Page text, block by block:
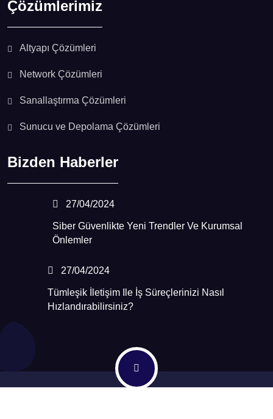
Çözümlerimiz
Altyapı Çözümleri
Network Çözümleri
Sanallaştırma Çözümleri
Sunucu ve Depolama Çözümleri
Bizden Haberler
27/04/2024
Siber Güvenlikte Yeni Trendler Ve Kurumsal
Önlemler
27/04/2024
Tümleşik İletişim Ile İş Süreçlerinizi Nasıl
Hızlandırabilirsiniz?